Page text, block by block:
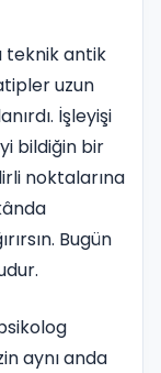
teknik antik
uzun
İşleyişi
bildiğin bir
noktalarına
Bugün
aynı anda